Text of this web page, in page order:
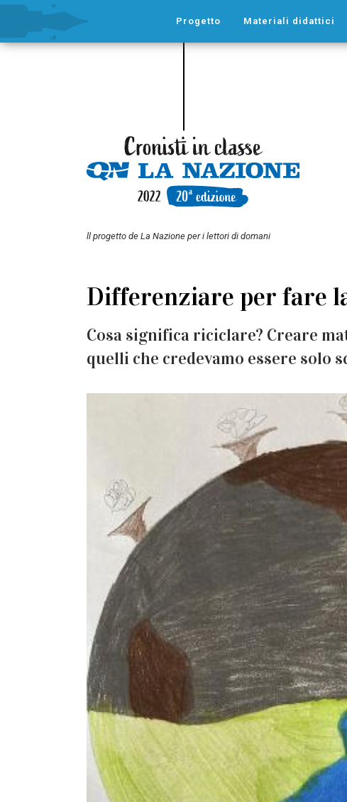
Progetto Materiali didattici
ll progetto de La Nazione per i lettori di domani
Differenziare per fare
Cosa significa riciclare? Creare
quelli che credevamo essere solo